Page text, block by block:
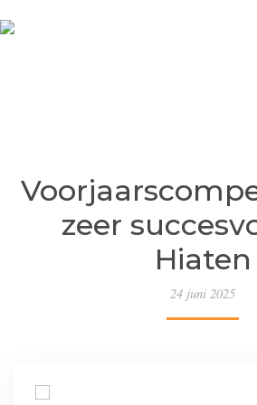
zeer
Hiaten
24 juni 2025